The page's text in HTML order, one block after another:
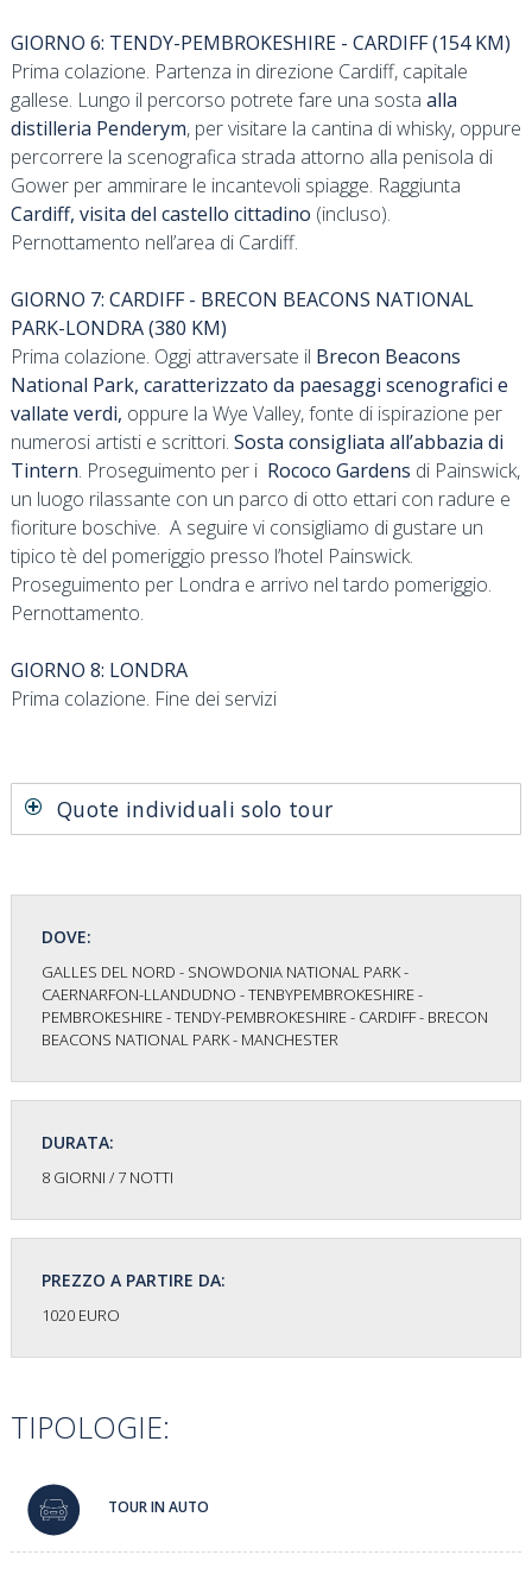
GIORNO 6: TENDY-PEMBROKESHIRE - CARDIFF (154 KM)
Prima colazione. Partenza in direzione Cardiff, capitale
gallese. Lungo il percorso potrete fare una sosta alla
distilleria Penderym, per visitare la cantina di whisky, oppure
percorrere la scenografica strada attorno alla penisola di
Gower per ammirare le incantevoli spiagge. Raggiunta
Cardiff, visita del castello cittadino (incluso).
Pernottamento nell’area di Cardiff.
GIORNO 7: CARDIFF - BRECON BEACONS NATIONAL
PARK-LONDRA (380 KM)
Prima colazione. Oggi attraversate il Brecon Beacons
National Park, caratterizzato da paesaggi scenografici e
vallate verdi, oppure la Wye Valley, fonte di ispirazione per
numerosi artisti e scrittori. Sosta consigliata all’abbazia di
Tintern. Proseguimento per i Rococo Gardens di Painswick,
un luogo rilassante con un parco di otto ettari con radure e
fioriture boschive. A seguire vi consigliamo di gustare un
tipico tè del pomeriggio presso l’hotel Painswick.
Proseguimento per Londra e arrivo nel tardo pomeriggio.
Pernottamento.
GIORNO 8: LONDRA
Prima colazione. Fine dei servizi
Quote individuali solo tour
DOVE:
GALLES DEL NORD - SNOWDONIA NATIONAL PARK -
CAERNARFON-LLANDUDNO - TENBYPEMBROKESHIRE -
PEMBROKESHIRE - TENDY-PEMBROKESHIRE - CARDIFF - BRECON
BEACONS NATIONAL PARK - MANCHESTER
DURATA:
8 GIORNI / 7 NOTTI
PREZZO A PARTIRE DA:
1020 EURO
TIPOLOGIE:
TOUR IN AUTO